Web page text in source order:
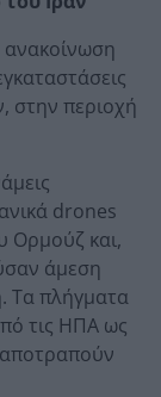
ανακοίνωση
στην περιοχή
drones
Ορμούζ και,
άμεση
Τα πλήγματα
τις ΗΠΑ ως